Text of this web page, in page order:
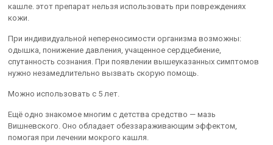
кашле. этот препарат нельзя использовать при повреждениях
кожи.
При индивидуальной непереносимости организма возможны:
одышка, понижение давления, учащенное сердцебиение,
спутанность сознания. При появлении вышеуказанных симптомов
нужно незамедлительно вызвать скорую помощь.
Можно использовать с 5 лет.
Ещё одно знакомое многим с детства средство — мазь
Вишневского. Оно обладает обеззараживающим эффектом,
помогая при лечении мокрого кашля.